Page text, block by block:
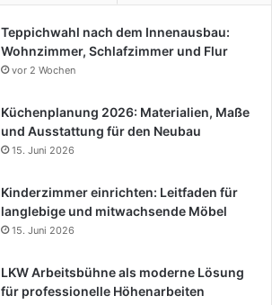
Teppichwahl nach dem Innenausbau:
Wohnzimmer, Schlafzimmer und Flur
vor 2 Wochen
Küchenplanung 2026: Materialien, Maße
und Ausstattung für den Neubau
15. Juni 2026
Kinderzimmer einrichten: Leitfaden für
langlebige und mitwachsende Möbel
15. Juni 2026
LKW Arbeitsbühne als moderne Lösung
für professionelle Höhenarbeiten